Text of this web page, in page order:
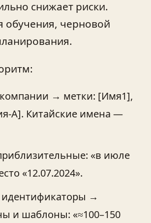
снижает риски.
обучения, черновой
→ метки: [Имя1],
Китайские имена —
«в июле
«12.07.2024».
→
и шаблоны: «≈100–150